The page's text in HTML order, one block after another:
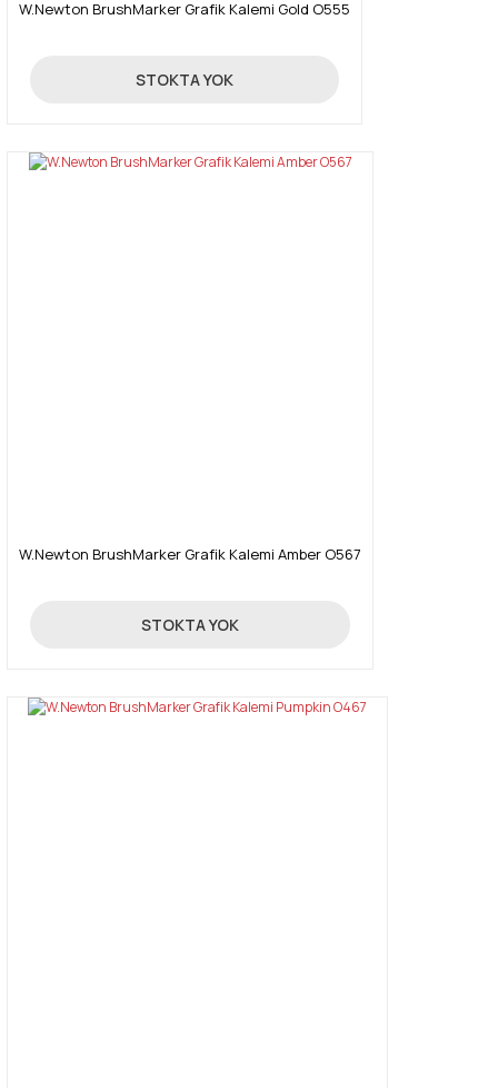
W.Newton BrushMarker Grafik Kalemi Gold O555
19,90 TL
STOKTA YOK
W.Newton BrushMarker Grafik Kalemi Amber O567
19,90 TL
STOKTA YOK